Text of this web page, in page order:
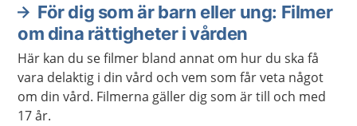
För dig som är barn eller ung: Filmer
om dina rättigheter i vården
Här kan du se filmer bland annat om hur du ska få
vara delaktig i din vård och vem som får veta något
om din vård. Filmerna gäller dig som är till och med
17 år.